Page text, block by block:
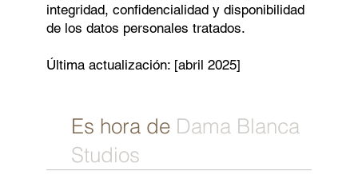
integridad, confidencialidad y disponibilidad
de los datos personales tratados.
Última actualización: [abril 2025]
Es hora de Dama Blanca
Studios